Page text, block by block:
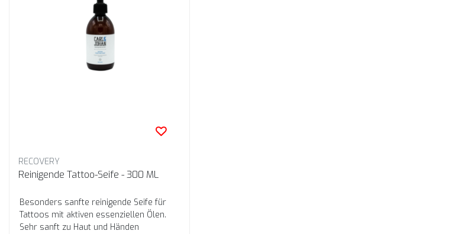
RECOVERY
Reinigende Tattoo-Seife - 300 ML
Besonders sanfte reinigende Seife für
Tattoos mit aktiven essenziellen Ölen.
Sehr sanft zu Haut und Händen